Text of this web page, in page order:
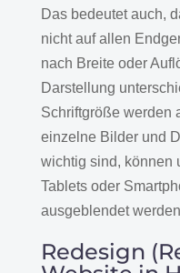
Das bedeutet auch,
nicht auf allen
nach Breite oder
Darstellung
Schriftgröße werden
einzelne Bilder und
wichtig sind, können
Tablets oder
ausgeblendet
Redesign